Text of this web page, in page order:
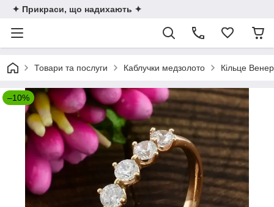
✦ Прикраси, що надихають ✦
Товари та послуги Каблучки медзолото Кільце
–10%